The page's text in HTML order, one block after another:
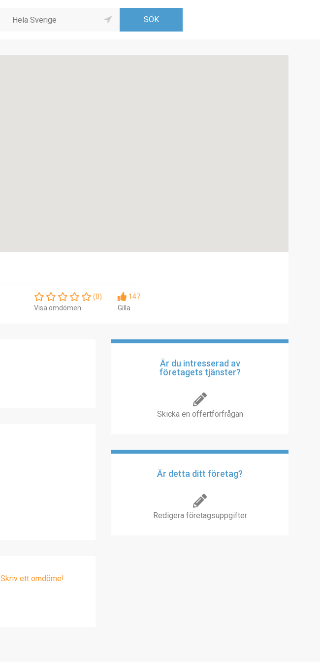
(0)
Visa omdömen
147
Gilla
Skriv ett omdöme!
Är du intresserad av
företagets tjänster?
Skicka en offertförfrågan
Är detta ditt företag?
Redigera företagsuppgifter